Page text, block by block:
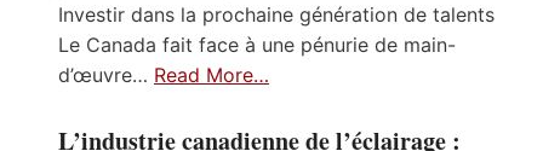
Investir dans la prochaine génération de talents
Le Canada fait face à une pénurie de main-
d’œuvre… Read More…
L’industrie canadienne de l’éclairage :